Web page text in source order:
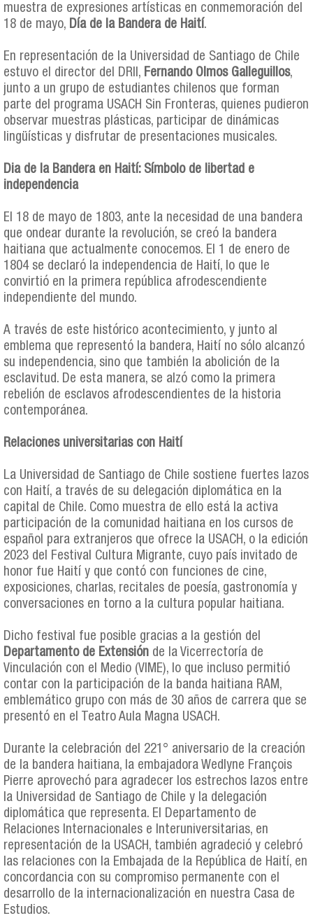
muestra de expresiones artísticas en conmemoración del
18 de mayo, Día de la Bandera de Haití.
En representación de la Universidad de Santiago de Chile
estuvo el director del DRII, Fernando Olmos Galleguillos,
junto a un grupo de estudiantes chilenos que forman
parte del programa USACH Sin Fronteras, quienes pudieron
observar muestras plásticas, participar de dinámicas
lingüísticas y disfrutar de presentaciones musicales.
Dia de la Bandera en Haití: Símbolo de libertad e
independencia
El 18 de mayo de 1803, ante la necesidad de una bandera
que ondear durante la revolución, se creó la bandera
haitiana que actualmente conocemos. El 1 de enero de
1804 se declaró la independencia de Haití, lo que le
convirtió en la primera república afrodescendiente
independiente del mundo.
A través de este histórico acontecimiento, y junto al
emblema que representó la bandera, Haití no sólo alcanzó
su independencia, sino que también la abolición de la
esclavitud. De esta manera, se alzó como la primera
rebelión de esclavos afrodescendientes de la historia
contemporánea.
Relaciones universitarias con Haití
La Universidad de Santiago de Chile sostiene fuertes lazos
con Haití, a través de su delegación diplomática en la
capital de Chile. Como muestra de ello está la activa
participación de la comunidad haitiana en los cursos de
español para extranjeros que ofrece la USACH, o la edición
2023 del Festival Cultura Migrante, cuyo país invitado de
honor fue Haití y que contó con funciones de cine,
exposiciones, charlas, recitales de poesía, gastronomía y
conversaciones en torno a la cultura popular haitiana.
Dicho festival fue posible gracias a la gestión del
Departamento de Extensión de la Vicerrectoría de
Vinculación con el Medio (VIME), lo que incluso permitió
contar con la participación de la banda haitiana RAM,
emblemático grupo con más de 30 años de carrera que se
presentó en el Teatro Aula Magna USACH.
Durante la celebración del 221° aniversario de la creación
de la bandera haitiana, la embajadora Wedlyne François
Pierre aprovechó para agradecer los estrechos lazos entre
la Universidad de Santiago de Chile y la delegación
diplomática que representa. El Departamento de
Relaciones Internacionales e Interuniversitarias, en
representación de la USACH, también agradeció y celebró
las relaciones con la Embajada de la República de Haití, en
concordancia con su compromiso permanente con el
desarrollo de la internacionalización en nuestra Casa de
Estudios.